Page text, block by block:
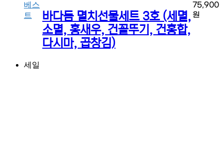
베스
트
바다듬 멸치선물세트 3호 (세멸,
소멸, 홍새우, 건꼴뚜기, 건홍합,
다시마, 곱창김)
75,900
원
세일